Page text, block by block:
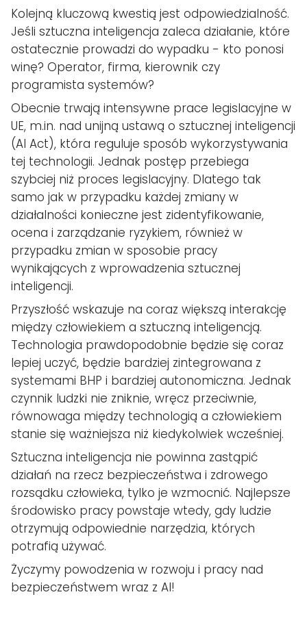
Kolejną kluczową kwestią jest odpowiedzialność.
Jeśli sztuczna inteligencja zaleca działanie, które
ostatecznie prowadzi do wypadku - kto ponosi
winę? Operator, firma, kierownik czy
programista systemów?
Obecnie trwają intensywne prace legislacyjne w
UE, m.in. nad unijną ustawą o sztucznej inteligencji
(AI Act), która reguluje sposób wykorzystywania
tej technologii. Jednak postęp przebiega
szybciej niż proces legislacyjny. Dlatego tak
samo jak w przypadku każdej zmiany w
działalności konieczne jest zidentyfikowanie,
ocena i zarządzanie ryzykiem, również w
przypadku zmian w sposobie pracy
wynikających z wprowadzenia sztucznej
inteligencji.
Przyszłość wskazuje na coraz większą interakcję
między człowiekiem a sztuczną inteligencją.
Technologia prawdopodobnie będzie się coraz
lepiej uczyć, będzie bardziej zintegrowana z
systemami BHP i bardziej autonomiczna. Jednak
czynnik ludzki nie zniknie, wręcz przeciwnie,
równowaga między technologią a człowiekiem
stanie się ważniejsza niż kiedykolwiek wcześniej.
Sztuczna inteligencja nie powinna zastąpić
działań na rzecz bezpieczeństwa i zdrowego
rozsądku człowieka, tylko je wzmocnić. Najlepsze
środowisko pracy powstaje wtedy, gdy ludzie
otrzymują odpowiednie narzędzia, których
potrafią używać.
Życzymy powodzenia w rozwoju i pracy nad
bezpieczeństwem wraz z AI!